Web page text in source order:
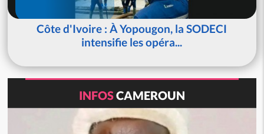
Côte d'Ivoire : À Yopougon, la SODECI
intensifie les opéra...
INFOSCAMEROUN